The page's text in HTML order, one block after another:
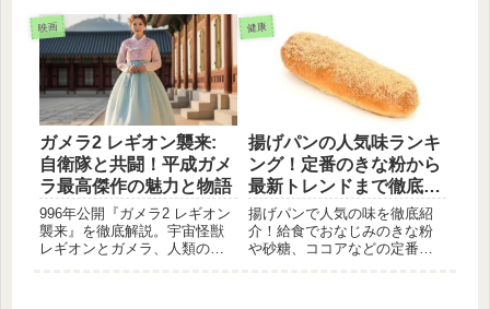
心者にも分かりやすくご紹介
します。
まで、個性的すぎる車を10台
厳選して詳しく解説します。
映画
ガメラ2 レギオン襲来:
自衛隊と共闘！平成ガメ
ラ最高傑作の魅力と物語
996年公開『ガメラ2 レギオン
襲来』を徹底解説。宇宙怪獣
レギオンとガメラ、人類の壮
健康
揚げパンの人気味ランキ
ング！定番のきな粉から
最新トレンドまで徹底解
説
揚げパンで人気の味を徹底紹
介！給食でおなじみのきな粉
や砂糖、ココアなどの定番か